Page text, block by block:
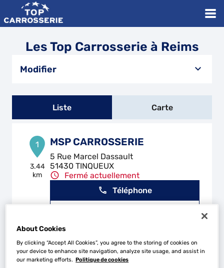
Les Top Carrosserie à Reims
Modifier
Liste Carte
1
3.44
km
MSP CARROSSERIE
5 Rue Marcel Dassault
51430 TINQUEUX
Fermé actuellement
Téléphone
2 TB CARROSSERIE
1 Rue du Tumoy
About Cookies
By clicking “Accept All Cookies”, you agree to the storing of cookies on
your device to enhance site navigation, analyze site usage, and assist in
our marketing efforts. Politique de cookies